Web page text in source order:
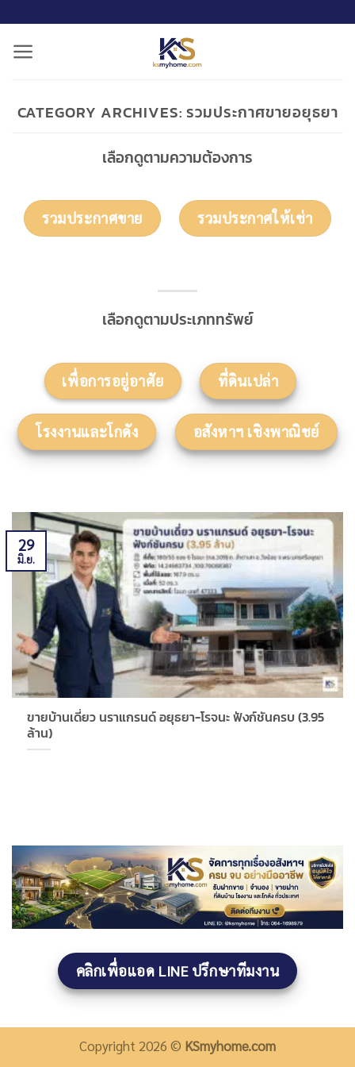
CATEGORY ARCHIVES:รวมประกาศขายอยุธยา
เลือกดูตามความต้องการ
รวมประกาศขาย รวมประกาศให้เช่า
เลือกดูตามประเภททรัพย์
เพื่อการอยู่อาศัย ที่ดินเปล่า
โรงงานและโกดัง อสังหาฯ เชิงพาณิชย์
ขายบ้านเดี่ยว นราแกรนด์ อยุธยา-โรจนะ ฟังก์ชันครบ (3.95
ล้าน)
29
มิ.ย.
คลิกเพื่อแอด LINE ปรึกษาทีมงาน
Copyright 2026 © KSmyhome.com